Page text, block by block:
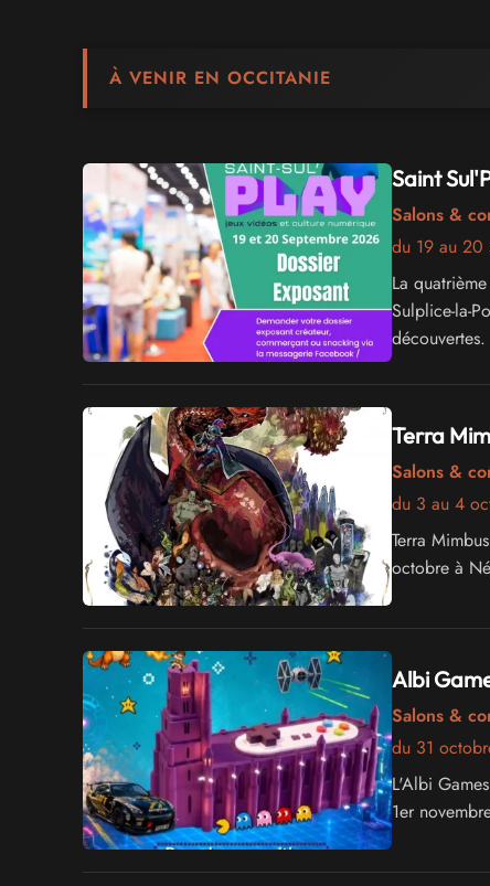
À VENIR EN OCCITANIE
Saint
Salons &
du 19 au 20
La
Sulplice-la-
découvertes.
Terra
Salons &
du 3 au 4
Terra
octobre à
Albi
Salons &
du 31
L'Albi
1er